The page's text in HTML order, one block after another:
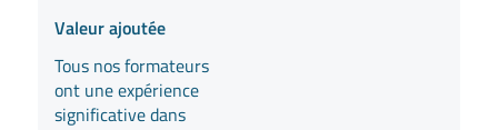
Valeur ajoutée
Tous nos formateurs
ont une expérience
significative dans